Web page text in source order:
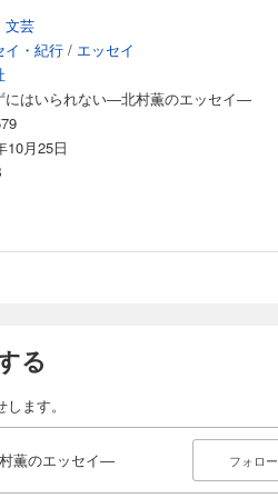
文芸
イ・紀行 / エッセイ
にはいられない―北村薫のエッセイ―
10月25日
る
ます。
薫のエッセイ― フォロー